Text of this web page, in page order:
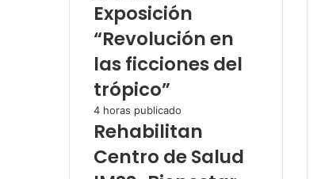
Exposición
“Revolución en
las ficciones del
trópico”
4 horas publicado
Rehabilitan
Centro de Salud